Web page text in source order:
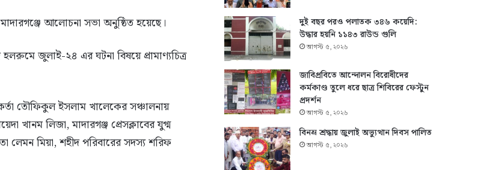
আলোচনা সভা অনুষ্ঠিত হয়েছে।
জুলাই-২৪ এর ঘটনা বিষয়ে প্রামাণ্যচিত্র
তৌফিকুল ইসলাম খালেকের সঞ্চালনায়
খানম লিজা, মাদারগঞ্জ প্রেসক্লাবের যুগ্ম
লেমন মিয়া, শহীদ পরিবারের সদস্য শরিফ
দুই বছর পরও পলাতক ৩৪৬ কয়েদি:
উদ্ধার হয়নি ১১৪৩ রাউন্ড গুলি
আগস্ট ৫, ২০২৬
জাবিপ্রবিতে আন্দোলন বিরোধীদের
কর্মকাণ্ড তুলে ধরে ছাত্র শিবিরের ফেস্টুন
প্রদর্শন
আগস্ট ৫, ২০২৬
বিনম্র শ্রদ্ধায় জুলাই অভ্যুত্থান দিবস পালিত
আগস্ট ৫, ২০২৬